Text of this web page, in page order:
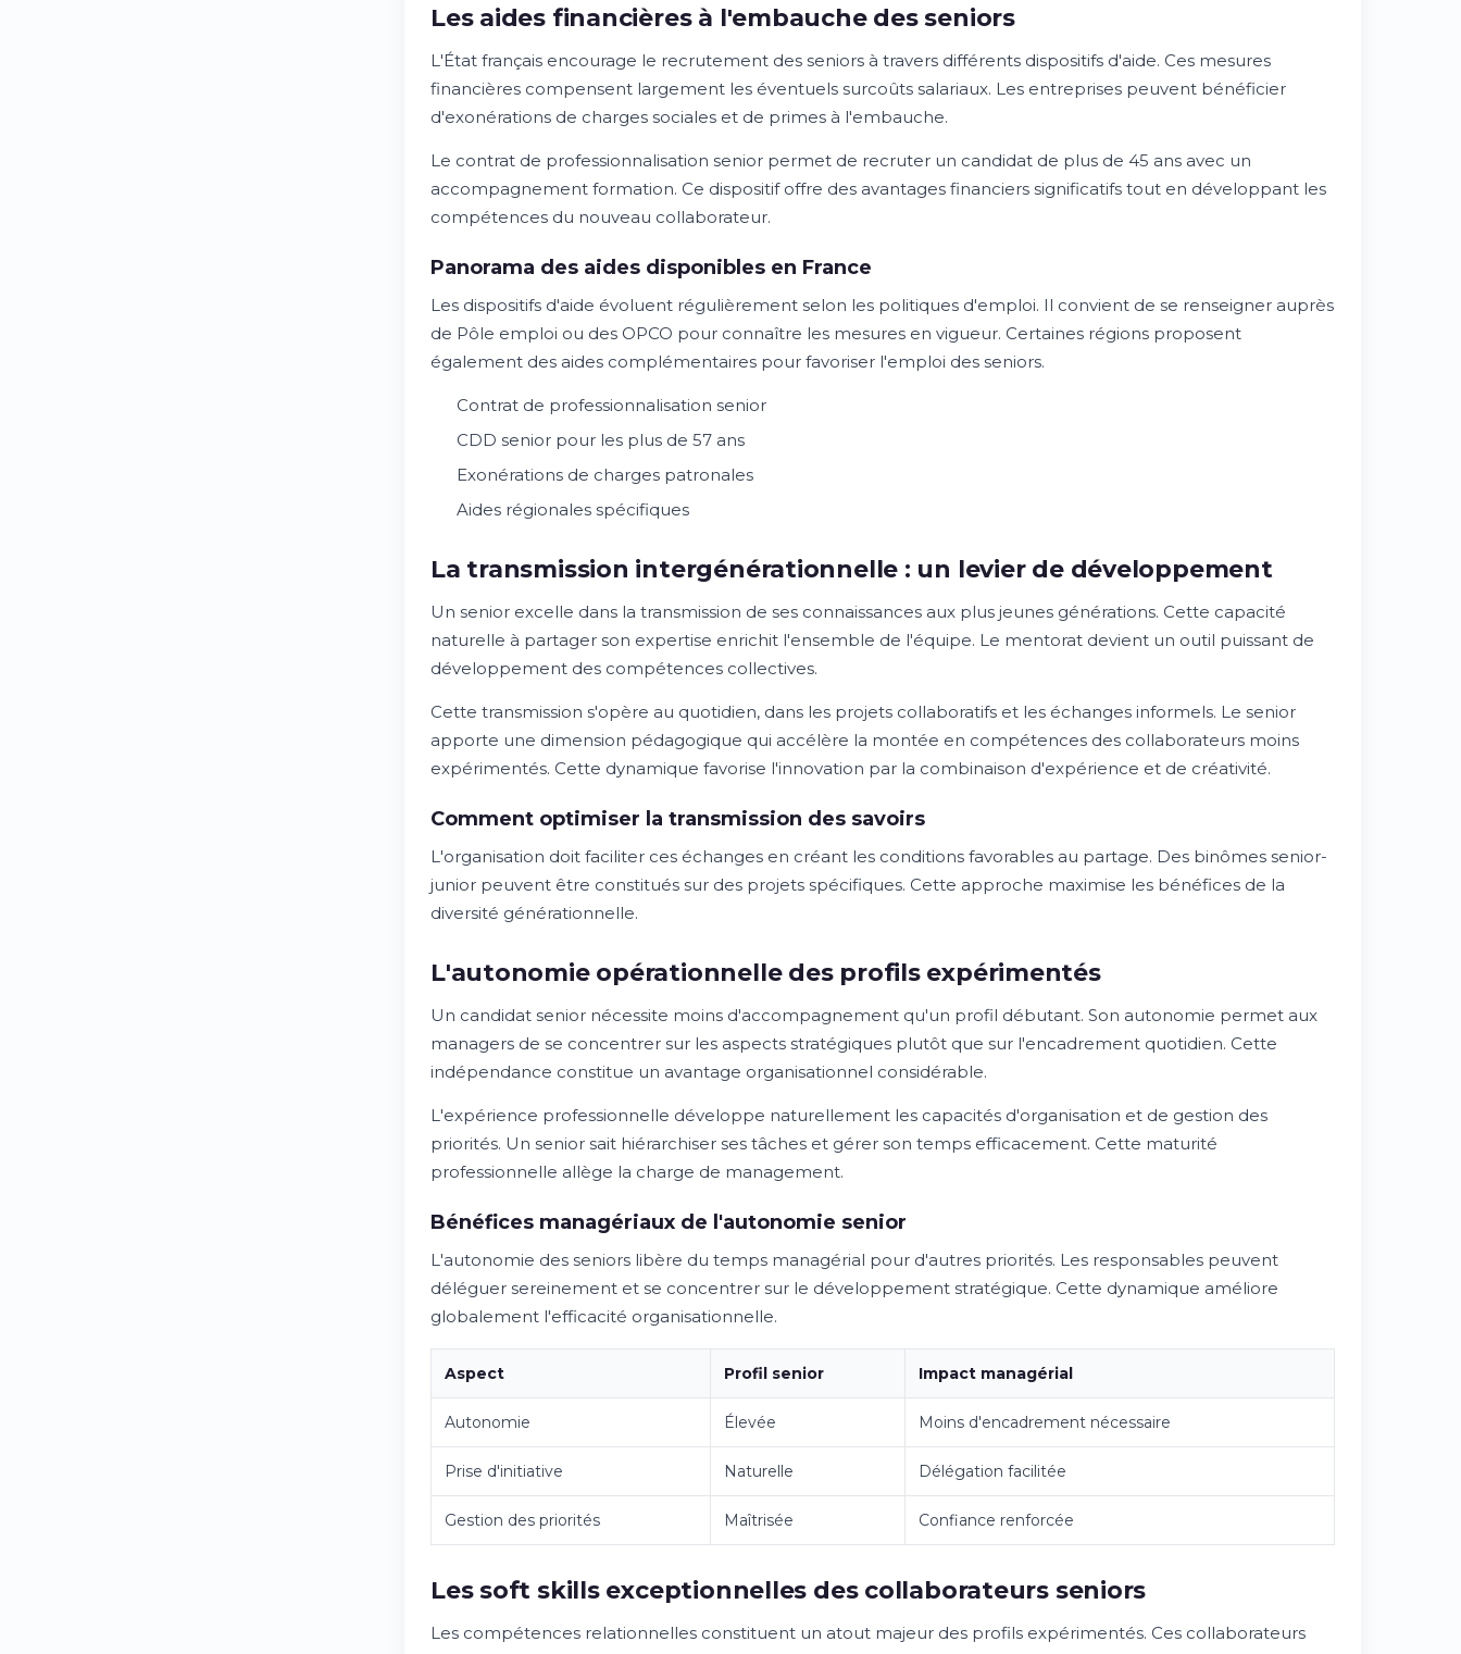
Les aides financières à l'embauche des seniors
L'État français encourage le recrutement des seniors à travers différents dispositifs d'aide. Ces mesures
financières compensent largement les éventuels surcoûts salariaux. Les entreprises peuvent bénéficier
d'exonérations de charges sociales et de primes à l'embauche.
Le contrat de professionnalisation senior permet de recruter un candidat de plus de 45 ans avec un
accompagnement formation. Ce dispositif offre des avantages financiers significatifs tout en développant les
compétences du nouveau collaborateur.
Panorama des aides disponibles en France
Les dispositifs d'aide évoluent régulièrement selon les politiques d'emploi. Il convient de se renseigner auprès
de Pôle emploi ou des OPCO pour connaître les mesures en vigueur. Certaines régions proposent
également des aides complémentaires pour favoriser l'emploi des seniors.
Contrat de professionnalisation senior
CDD senior pour les plus de 57 ans
Exonérations de charges patronales
Aides régionales spécifiques
La transmission intergénérationnelle : un levier de développement
Un senior excelle dans la transmission de ses connaissances aux plus jeunes générations. Cette capacité
naturelle à partager son expertise enrichit l'ensemble de l'équipe. Le mentorat devient un outil puissant de
développement des compétences collectives.
Cette transmission s'opère au quotidien, dans les projets collaboratifs et les échanges informels. Le senior
apporte une dimension pédagogique qui accélère la montée en compétences des collaborateurs moins
expérimentés. Cette dynamique favorise l'innovation par la combinaison d'expérience et de créativité.
Comment optimiser la transmission des savoirs
L'organisation doit faciliter ces échanges en créant les conditions favorables au partage. Des binômes senior-
junior peuvent être constitués sur des projets spécifiques. Cette approche maximise les bénéfices de la
diversité générationnelle.
L'autonomie opérationnelle des profils expérimentés
Un candidat senior nécessite moins d'accompagnement qu'un profil débutant. Son autonomie permet aux
managers de se concentrer sur les aspects stratégiques plutôt que sur l'encadrement quotidien. Cette
indépendance constitue un avantage organisationnel considérable.
L'expérience professionnelle développe naturellement les capacités d'organisation et de gestion des
priorités. Un senior sait hiérarchiser ses tâches et gérer son temps efficacement. Cette maturité
professionnelle allège la charge de management.
Bénéfices managériaux de l'autonomie senior
L'autonomie des seniors libère du temps managérial pour d'autres priorités. Les responsables peuvent
déléguer sereinement et se concentrer sur le développement stratégique. Cette dynamique améliore
globalement l'efficacité organisationnelle.
Aspect Profil senior Impact managérial
Autonomie Élevée Moins d'encadrement nécessaire
Prise d'initiative Naturelle Délégation facilitée
Gestion des priorités Maîtrisée Confiance renforcée
Les soft skills exceptionnelles des collaborateurs seniors
Les compétences relationnelles constituent un atout majeur des profils expérimentés. Ces collaborateurs